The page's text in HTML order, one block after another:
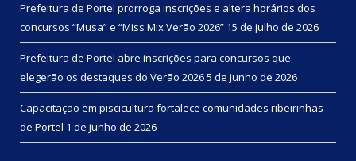
Prefeitura de Portel prorroga inscrições e altera horários dos
concursos “Musa” e “Miss Mix Verão 2026” 15 de julho de 2026
Prefeitura de Portel abre inscrições para concursos que
elegerão os destaques do Verão 20265 de junho de 2026
Capacitação em piscicultura fortalece comunidades ribeirinhas
de Portel 1 de junho de 2026